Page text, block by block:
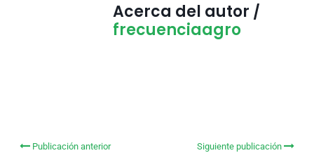
Acerca del autor /
frecuenciaagro
Publicación anterior Siguiente publicación